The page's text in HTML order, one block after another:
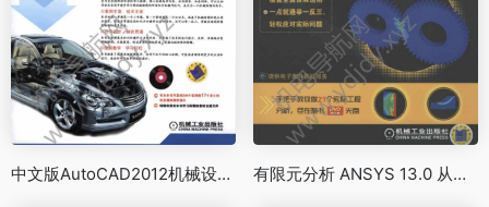
中文版AutoCAD2012机械设计经典208例 有限元分析 ANSYS 13.0 从入门到实战